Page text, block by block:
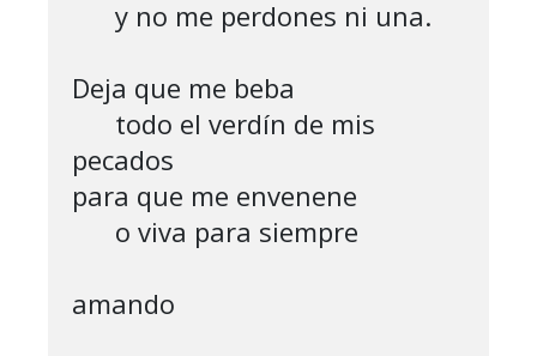
Deja que me beba
pecados
para que me envenene
amando